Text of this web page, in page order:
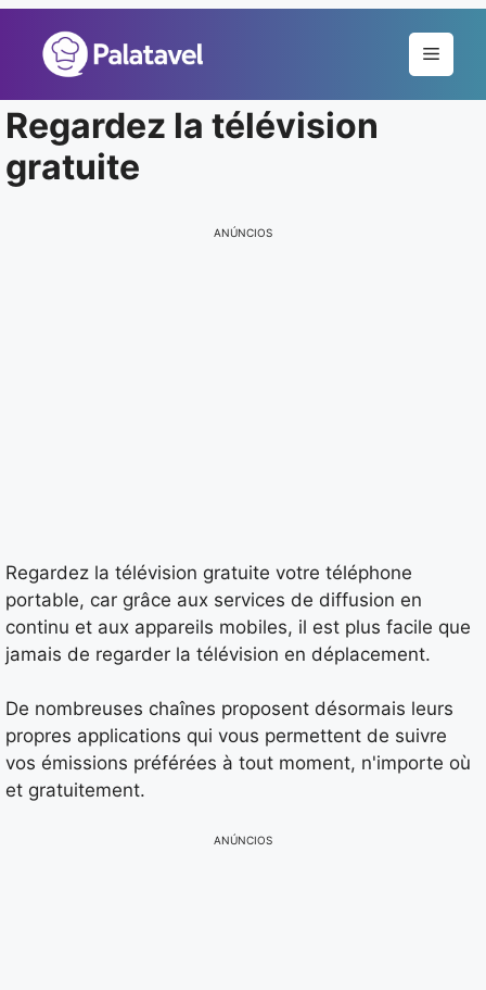
conteúdo
Menu
Regardez la télévision
gratuite
ANÚNCIOS
Regardez la télévision gratuite votre téléphone
portable, car grâce aux services de diffusion en
continu et aux appareils mobiles, il est plus facile que
jamais de regarder la télévision en déplacement.
De nombreuses chaînes proposent désormais leurs
propres applications qui vous permettent de suivre
vos émissions préférées à tout moment, n'importe où
et gratuitement.
ANÚNCIOS